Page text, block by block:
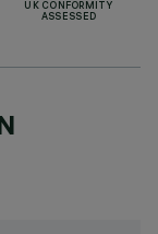
UK CONFORMITY
ASSESSED